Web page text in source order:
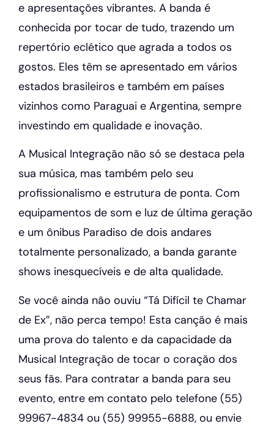
e apresentações vibrantes. A banda é
conhecida por tocar de tudo, trazendo um
repertório eclético que agrada a todos os
gostos. Eles têm se apresentado em vários
estados brasileiros e também em países
vizinhos como Paraguai e Argentina, sempre
investindo em qualidade e inovação.
A Musical Integração não só se destaca pela
sua música, mas também pelo seu
profissionalismo e estrutura de ponta. Com
equipamentos de som e luz de última geração
e um ônibus Paradiso de dois andares
totalmente personalizado, a banda garante
shows inesquecíveis e de alta qualidade.
Se você ainda não ouviu “Tá Difícil te Chamar
de Ex”, não perca tempo! Esta canção é mais
uma prova do talento e da capacidade da
Musical Integração de tocar o coração dos
seus fãs. Para contratar a banda para seu
evento, entre em contato pelo telefone (55)
99967-4834 ou (55) 99955-6888, ou envie